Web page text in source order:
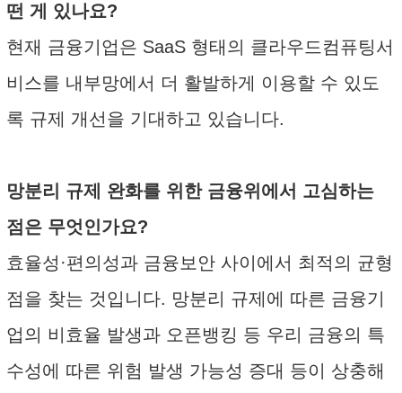
떤 게 있나요?
현재 금융기업은 SaaS 형태의 클라우드컴퓨팅서
비스를 내부망에서 더 활발하게 이용할 수 있도
록 규제 개선을 기대하고 있습니다.
망분리 규제 완화를 위한 금융위에서 고심하는
점은 무엇인가요?
효율성·편의성과 금융보안 사이에서 최적의 균형
점을 찾는 것입니다. 망분리 규제에 따른 금융기
업의 비효율 발생과 오픈뱅킹 등 우리 금융의 특
수성에 따른 위험 발생 가능성 증대 등이 상충해